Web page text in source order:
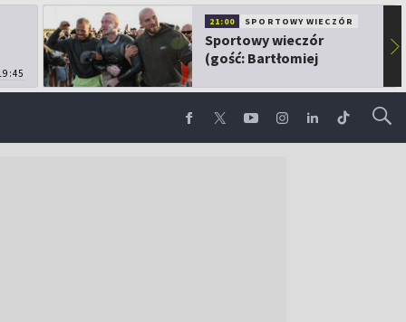
21:00 SPORTOWY WIECZÓR
Sportowy wieczór
(gość: Bartłomiej
▶